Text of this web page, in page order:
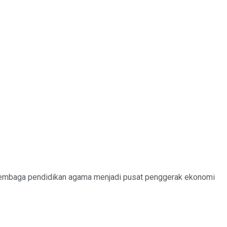
pendidikan agama menjadi pusat penggerak ekonomi